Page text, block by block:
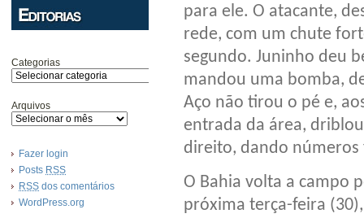
Categorias
Arquivos
Fazer login
Posts RSS
RSS dos comentários
WordPress.org
para ele. O atacante,
rede, com um chute
segundo. Juninho deu
mandou uma bomba,
Aço não tirou o pé e,
entrada da área,
direito, dando números
O Bahia volta a campo
próxima terça-feira